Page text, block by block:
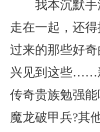
我本沉默手
走在一起，还
过来的那些好
兴见到这些……
传奇贵族勉强
魔龙破甲兵?其